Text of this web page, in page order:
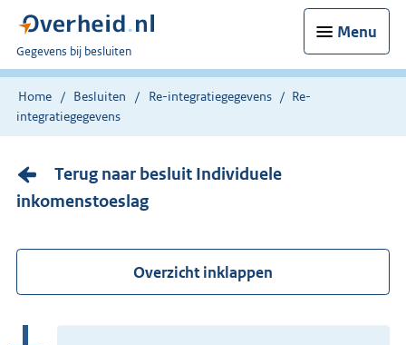
Menu
U
bent
nu
hier:
Gegevens bij besluiten
Home Besluiten Re-integratiegegevens
Re-
integratiegegevens
Terug naar besluit Individuele
inkomenstoeslag
Overzicht inklappen